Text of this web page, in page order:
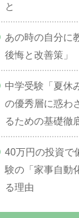
と
あの時の自分に
後悔と改善策」
中学受験「夏休
の優秀層に惑わ
るための基礎徹
40万円の投資で
験の「家事自動
る理由